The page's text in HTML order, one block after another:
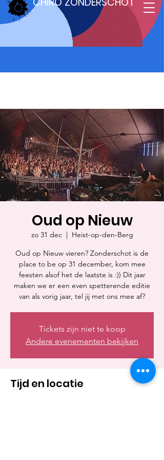
Oud op Nieuw
zo 31 dec
  |
Heist-op-den-Berg
Oud op Nieuw vieren? Zonderschot is de
place to be op 31 december, kom mee
feesten alsof het de laatste is :)) Dit jaar
maken we er een even spetterende editie
van als vorig jaar, tel jij met ons mee af?
Tickets zijn niet te koop
Andere evenementen bekijken
Tijd en locatie